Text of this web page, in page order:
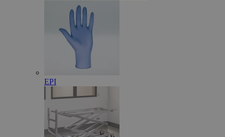
EPI